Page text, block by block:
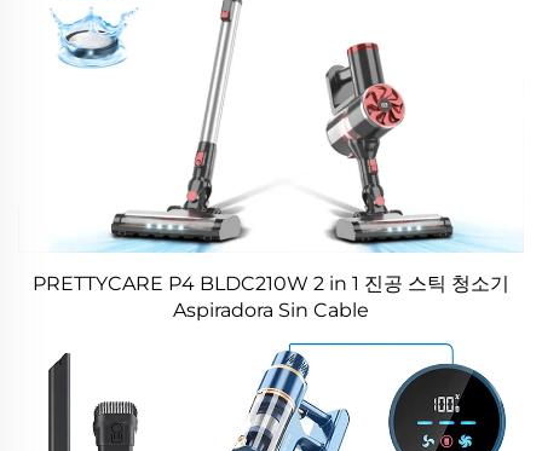
PRETTYCARE P4 BLDC210W 2 in 1 진공 스틱 청소기
Aspiradora Sin Cable